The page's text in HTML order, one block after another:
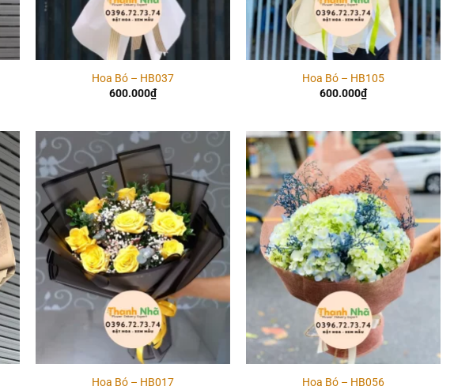
Hoa Bó – HB037
600.000₫
Hoa Bó – HB105
600.000₫
Add to
wishlist
Hoa Bó – HB017
Add to
wishlist
Hoa Bó – HB056